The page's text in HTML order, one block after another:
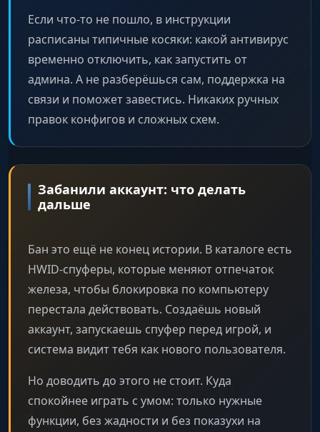
Если что-то не пошло, в инструкции
расписаны типичные косяки: какой антивирус
временно отключить, как запустить от
админа. А не разберёшься сам, поддержка на
связи и поможет завестись. Никаких ручных
правок конфигов и сложных схем.
Забанили аккаунт: что делать
дальше
Бан это ещё не конец истории. В каталоге есть
HWID-спуферы, которые меняют отпечаток
железа, чтобы блокировка по компьютеру
перестала действовать. Создаёшь новый
аккаунт, запускаешь спуфер перед игрой, и
система видит тебя как нового пользователя.
Но доводить до этого не стоит. Куда
спокойнее играть с умом: только нужные
функции, без жадности и без показухи на